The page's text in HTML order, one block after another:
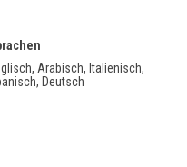
Arabisch, Italienisch,
Deutsch